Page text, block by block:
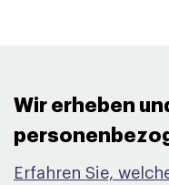
Wir erheben
Erfahren Sie,